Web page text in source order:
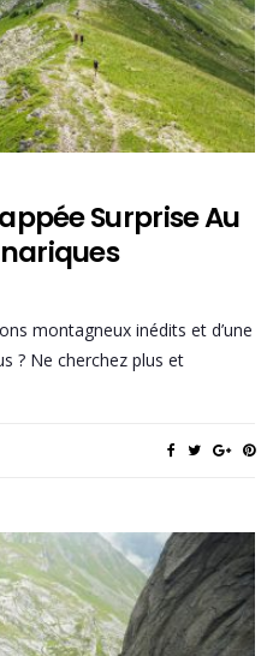
Surprise Au
montagneux inédits et d’une
? Ne cherchez plus et